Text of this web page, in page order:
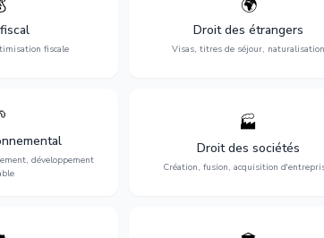
fiscale
situation fiscale :
contrôles
🌍
Droit des étrangers
Visas, titres de séjour, naturalisation
Obtention de vos droits de séjour :
cartes de séjour, regroupement
naturalisation.
développement
litiges et
durable.
🏭
Droit des sociétés
Création, fusion, acquisition
Structuration de votre société :
fusion-acquisition, gouvernance
restructuration.